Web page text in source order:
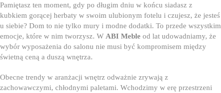
Pamiętasz ten moment, gdy po długim dniu w końcu siadasz z
kubkiem gorącej herbaty w swoim ulubionym fotelu i czujesz, że jesteś
u siebie? Dom to nie tylko mury i modne dodatki. To przede wszystkim
emocje, które w nim tworzysz. W ABI Meble od lat udowadniamy, że
wybór wyposażenia do salonu nie musi być kompromisem między
świetną ceną a duszą wnętrza.
Obecne trendy w aranżacji wnętrz odważnie zrywają z
zachowawczymi, chłodnymi paletami. Wchodzimy w erę przestrzeni